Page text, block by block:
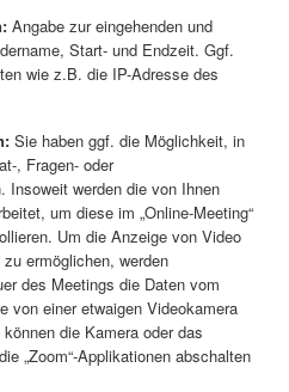
Angabe zur eingehenden und
Start- und Endzeit. Ggf.
wie z.B. die IP-Adresse des
Sie haben ggf. die Möglichkeit, in
, Fragen- oder
Insoweit werden die von Ihnen
um diese im „Online-Meeting“
Um die Anzeige von Video
ermöglichen, werden
des Meetings die Daten vom
von einer etwaigen Videokamera
die Kamera oder das
„Zoom“-Applikationen abschalten